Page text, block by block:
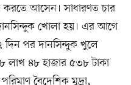
করতে আসেন। সাধারণত চার
খোলা হয়। এর আগে
দিন পর দানসিন্দুক খুলে
লাখ ৪৮ হাজার ৫৩৮ টাকা
বৈদেশিক মুদ্রা,